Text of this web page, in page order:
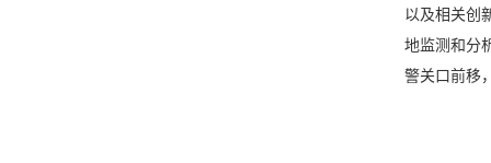
以及相关创
地监测和分
警关口前移